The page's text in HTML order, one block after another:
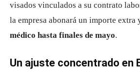
visados vinculados a su contrato
la empresa abonará un importe extra
médico hasta finales de mayo.
Un ajuste concentrado en